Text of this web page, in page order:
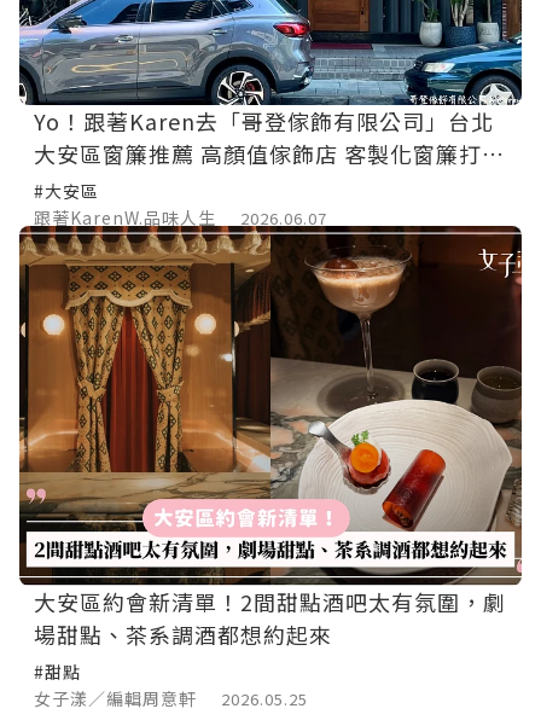
Yo！跟著Karen去「哥登傢飾有限公司」台北
大安區窗簾推薦 高顏值傢飾店 客製化窗簾打造
舒適空間
#大安區
跟著KarenW.品味人生
2026.06.07
大安區約會新清單！2間甜點酒吧太有氛圍，劇
場甜點、茶系調酒都想約起來
#甜點
女子漾／編輯周意軒
2026.05.25